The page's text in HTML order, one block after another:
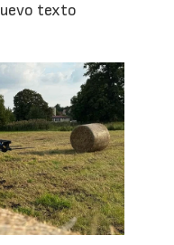
texto